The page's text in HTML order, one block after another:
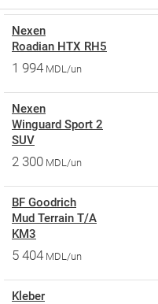
Nexen
Roadian HTX RH5
1 994 MDL/un
Nexen
Winguard Sport 2
SUV
2 300 MDL/un
BF Goodrich
Mud Terrain T/A
KM3
5 404 MDL/un
Kleber